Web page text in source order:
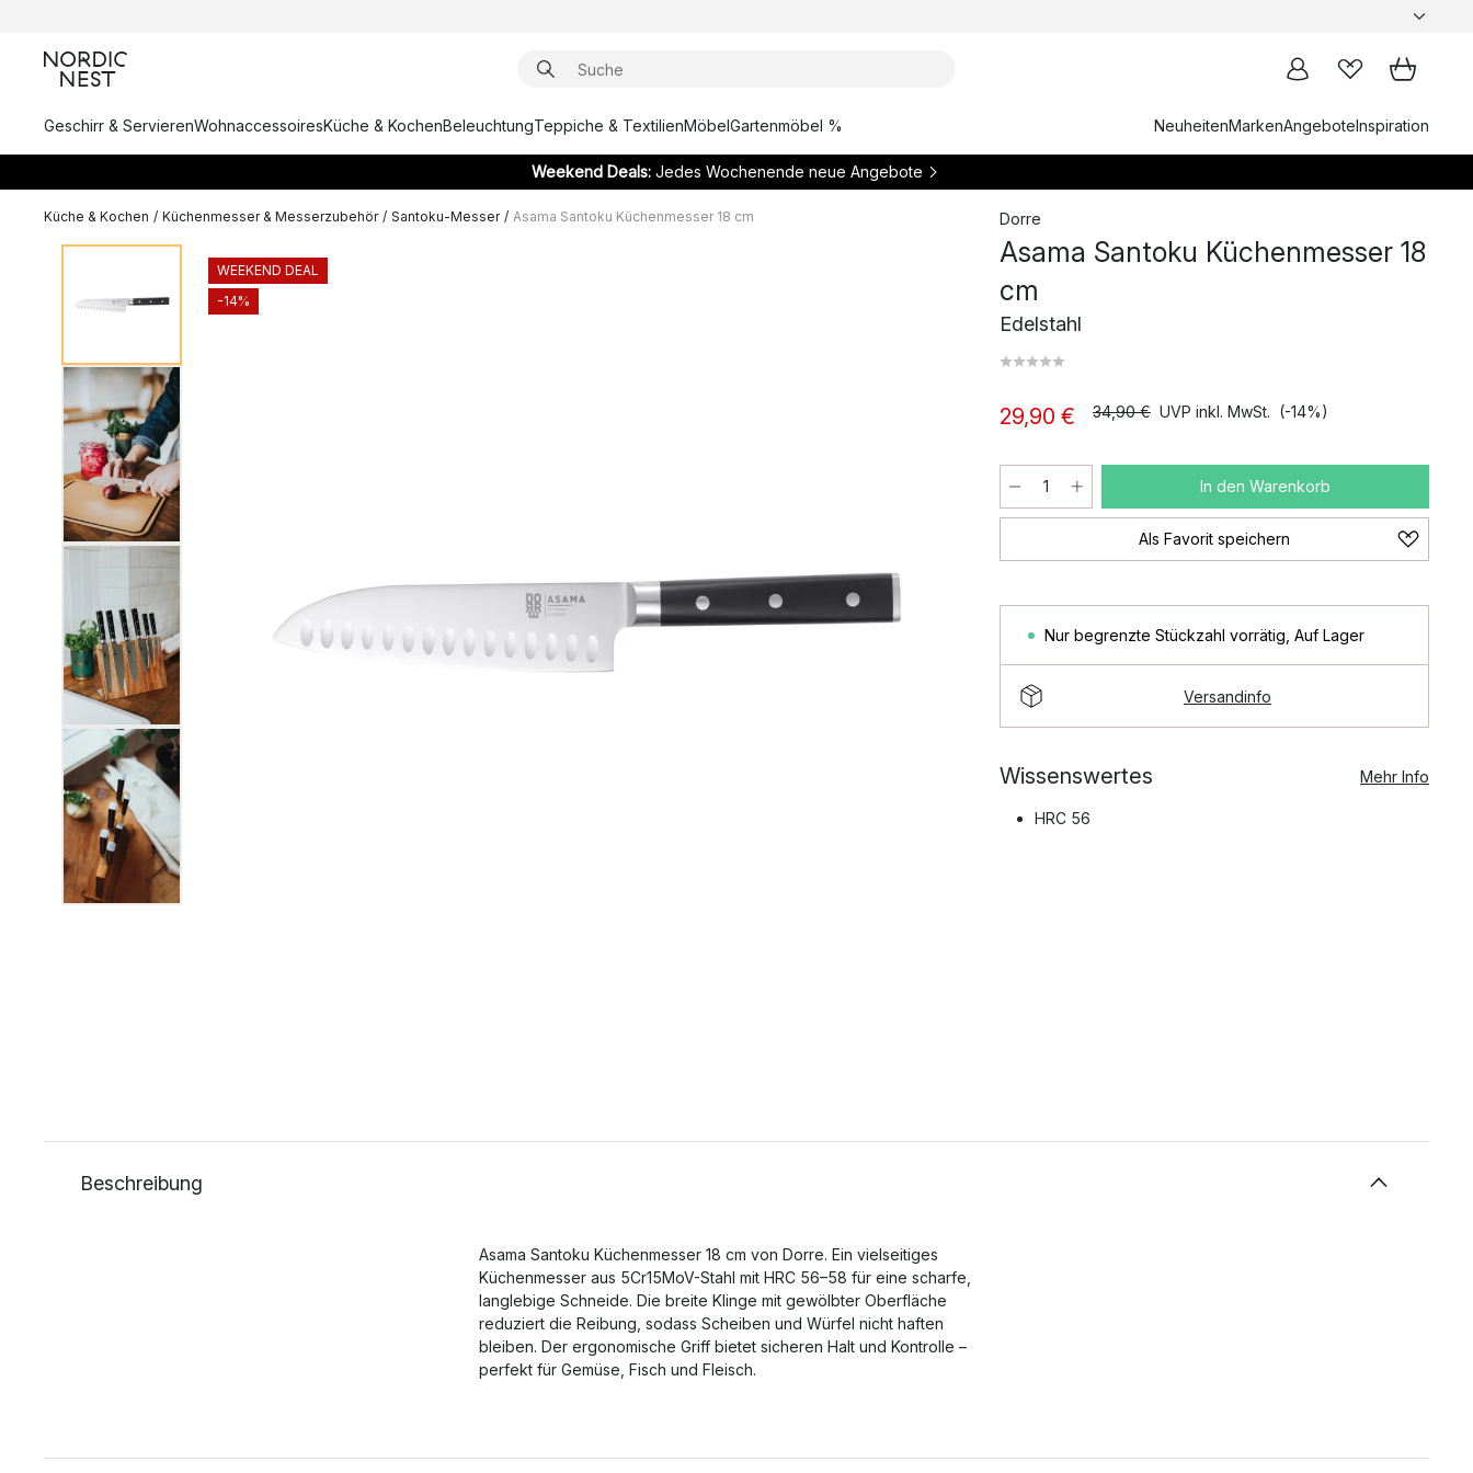
Geschirr & ServierenWohnaccessoiresKüche & KochenBeleuchtungTeppiche & TextilienMöbelGartenmöbel % NeuheitenMarkenAngeboteInspiration
Weekend Deals:Jedes Wochenende neue Angebote
Küche & Kochen / Küchenmesser & Messerzubehör / Santoku-Messer / Asama Santoku Küchenmesser 18 cm
WEEKEND DEAL
-14%
Dorre
Asama Santoku Küchenmesser 18
cm
Edelstahl
29,90 € 34,90 € UVP inkl. MwSt. (-14%)
In den Warenkorb
Als Favorit speichern
Nur begrenzte Stückzahl vorrätig Auf Lager
Versandinfo
Wissenswertes Mehr Info
HRC 56
Beschreibung
Asama Santoku Küchenmesser 18 cm von Dorre. Ein vielseitiges
Küchenmesser aus 5Cr15MoV-Stahl mit HRC 56–58 für eine scharfe,
langlebige Schneide. Die breite Klinge mit gewölbter Oberfläche
reduziert die Reibung, sodass Scheiben und Würfel nicht haften
bleiben. Der ergonomische Griff bietet sicheren Halt und Kontrolle –
perfekt für Gemüse, Fisch und Fleisch.